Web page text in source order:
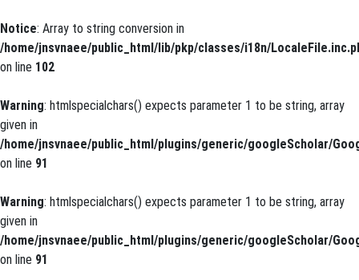
Notice: Array to string conversion in
/home/jnsvnaee/public_html/lib/pkp/classes/i18n/
on line 102
Warning: htmlspecialchars() expects parameter 1 to be string, array
given in
/home/jnsvnaee/public_html/plugins/generic/googleScholar/
on line 91
Warning: htmlspecialchars() expects parameter 1 to be string, array
given in
/home/jnsvnaee/public_html/plugins/generic/googleScholar/
on line 91